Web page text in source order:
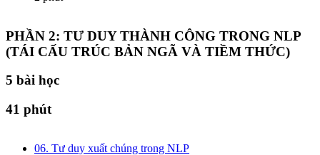
PHẦN 2: TƯ DUY THÀNH CÔNG TRONG NLP
(TÁI CẤU TRÚC BẢN NGÃ VÀ TIỀM THỨC)
5 bài học
41 phút
06. Tư duy xuất chúng trong NLP